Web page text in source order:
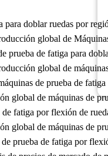
doblar ruedas por
global de
prueba de fatiga para
global de
de prueba de
global de máquinas de
fatiga por flexión de
global de máquinas de
prueba de fatiga por